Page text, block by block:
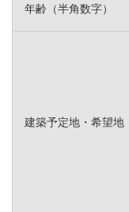
年齢（半角数字）
建築予定地・希望地